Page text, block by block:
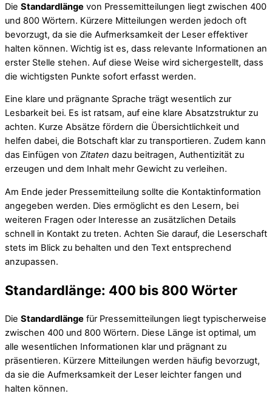
Die Standardlänge von Pressemitteilungen liegt zwischen 400
und 800 Wörtern. Kürzere Mitteilungen werden jedoch oft
bevorzugt, da sie die Aufmerksamkeit der Leser effektiver
halten können. Wichtig ist es, dass relevante Informationen an
erster Stelle stehen. Auf diese Weise wird sichergestellt, dass
die wichtigsten Punkte sofort erfasst werden.
Eine klare und prägnante Sprache trägt wesentlich zur
Lesbarkeit bei. Es ist ratsam, auf eine klare Absatzstruktur zu
achten. Kurze Absätze fördern die Übersichtlichkeit und
helfen dabei, die Botschaft klar zu transportieren. Zudem kann
das Einfügen von Zitaten dazu beitragen, Authentizität zu
erzeugen und dem Inhalt mehr Gewicht zu verleihen.
Am Ende jeder Pressemitteilung sollte die Kontaktinformation
angegeben werden. Dies ermöglicht es den Lesern, bei
weiteren Fragen oder Interesse an zusätzlichen Details
schnell in Kontakt zu treten. Achten Sie darauf, die Leserschaft
stets im Blick zu behalten und den Text entsprechend
anzupassen.
Standardlänge: 400 bis 800 Wörter
Die Standardlänge für Pressemitteilungen liegt typischerweise
zwischen 400 und 800 Wörtern. Diese Länge ist optimal, um
alle wesentlichen Informationen klar und prägnant zu
präsentieren. Kürzere Mitteilungen werden häufig bevorzugt,
da sie die Aufmerksamkeit der Leser leichter fangen und
halten können.